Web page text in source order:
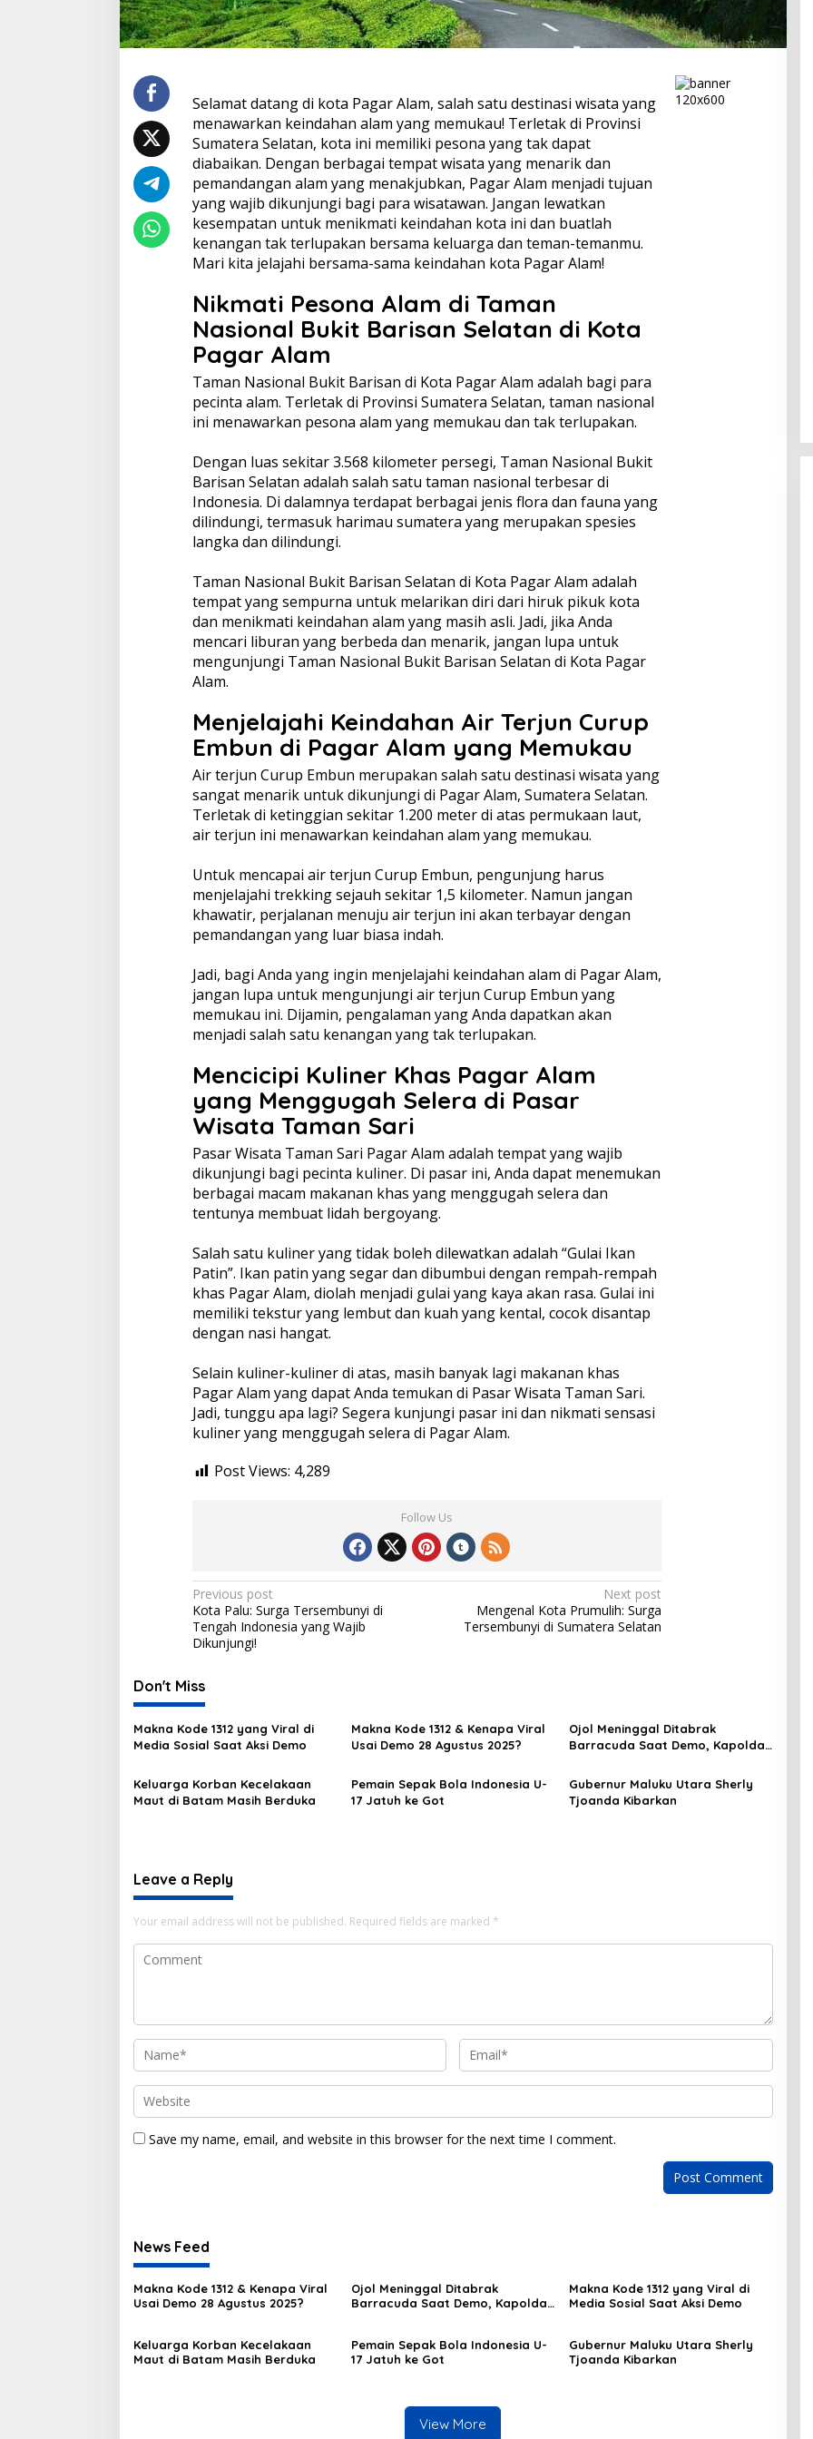
Selamat datang di kota Pagar Alam, salah satu destinasi wisata yang
menawarkan keindahan alam yang memukau! Terletak di Provinsi
Sumatera Selatan, kota ini memiliki pesona yang tak dapat
diabaikan. Dengan berbagai tempat wisata yang menarik dan
pemandangan alam yang menakjubkan, Pagar Alam menjadi tujuan
yang wajib dikunjungi bagi para wisatawan. Jangan lewatkan
kesempatan untuk menikmati keindahan kota ini dan buatlah
kenangan tak terlupakan bersama keluarga dan teman-temanmu.
Mari kita jelajahi bersama-sama keindahan kota Pagar Alam!
Nikmati Pesona Alam di Taman
Nasional Bukit Barisan Selatan di Kota
Pagar Alam
Taman Nasional Bukit Barisan di Kota Pagar Alam adalah bagi para
pecinta alam. Terletak di Provinsi Sumatera Selatan, taman nasional
ini menawarkan pesona alam yang memukau dan tak terlupakan.
Dengan luas sekitar 3.568 kilometer persegi, Taman Nasional Bukit
Barisan Selatan adalah salah satu taman nasional terbesar di
Indonesia. Di dalamnya terdapat berbagai jenis flora dan fauna yang
dilindungi, termasuk harimau sumatera yang merupakan spesies
langka dan dilindungi.
Taman Nasional Bukit Barisan Selatan di Kota Pagar Alam adalah
tempat yang sempurna untuk melarikan diri dari hiruk pikuk kota
dan menikmati keindahan alam yang masih asli. Jadi, jika Anda
mencari liburan yang berbeda dan menarik, jangan lupa untuk
mengunjungi Taman Nasional Bukit Barisan Selatan di Kota Pagar
Alam.
Menjelajahi Keindahan Air Terjun Curup
Embun di Pagar Alam yang Memukau
Air terjun Curup Embun merupakan salah satu destinasi wisata yang
sangat menarik untuk dikunjungi di Pagar Alam, Sumatera Selatan.
Terletak di ketinggian sekitar 1.200 meter di atas permukaan laut,
air terjun ini menawarkan keindahan alam yang memukau.
Untuk mencapai air terjun Curup Embun, pengunjung harus
menjelajahi trekking sejauh sekitar 1,5 kilometer. Namun jangan
khawatir, perjalanan menuju air terjun ini akan terbayar dengan
pemandangan yang luar biasa indah.
Jadi, bagi Anda yang ingin menjelajahi keindahan alam di Pagar Alam,
jangan lupa untuk mengunjungi air terjun Curup Embun yang
memukau ini. Dijamin, pengalaman yang Anda dapatkan akan
menjadi salah satu kenangan yang tak terlupakan.
Mencicipi Kuliner Khas Pagar Alam
yang Menggugah Selera di Pasar
Wisata Taman Sari
Pasar Wisata Taman Sari Pagar Alam adalah tempat yang wajib
dikunjungi bagi pecinta kuliner. Di pasar ini, Anda dapat menemukan
berbagai macam makanan khas yang menggugah selera dan
tentunya membuat lidah bergoyang.
Salah satu kuliner yang tidak boleh dilewatkan adalah “Gulai Ikan
Patin”. Ikan patin yang segar dan dibumbui dengan rempah-rempah
khas Pagar Alam, diolah menjadi gulai yang kaya akan rasa. Gulai ini
memiliki tekstur yang lembut dan kuah yang kental, cocok disantap
dengan nasi hangat.
Selain kuliner-kuliner di atas, masih banyak lagi makanan khas
Pagar Alam yang dapat Anda temukan di Pasar Wisata Taman Sari.
Jadi, tunggu apa lagi? Segera kunjungi pasar ini dan nikmati sensasi
kuliner yang menggugah selera di Pagar Alam.
Post Views: 4,289
Follow Us
Post
navigation
Previous post
Kota Palu: Surga Tersembunyi di
Tengah Indonesia yang Wajib
Dikunjungi!
Next post
Mengenal Kota Prumulih: Surga
Tersembunyi di Sumatera Selatan
Don't Miss
Makna Kode 1312 yang Viral di
Media Sosial Saat Aksi Demo
Makna Kode 1312 & Kenapa Viral
Usai Demo 28 Agustus 2025?
Ojol Meninggal Ditabrak
Barracuda Saat Demo, Kapolda:
Keluarga Korban Kecelakaan
Maut di Batam Masih Berduka
Pemain Sepak Bola Indonesia U-
17 Jatuh ke Got
Gubernur Maluku Utara Sherly
Tjoanda Kibarkan
Leave a Reply
Your email address will not be published. Required fields are marked *
Save my name, email, and website in this browser for the next time I comment.
News Feed
Makna Kode 1312 & Kenapa Viral
Usai Demo 28 Agustus 2025?
Ojol Meninggal Ditabrak
Barracuda Saat Demo, Kapolda:
Makna Kode 1312 yang Viral di
Media Sosial Saat Aksi Demo
Keluarga Korban Kecelakaan
Maut di Batam Masih Berduka
Pemain Sepak Bola Indonesia U-
17 Jatuh ke Got
Gubernur Maluku Utara Sherly
Tjoanda Kibarkan
View More